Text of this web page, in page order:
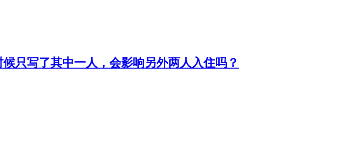
只写了其中一人，会影响另外两人入住吗？